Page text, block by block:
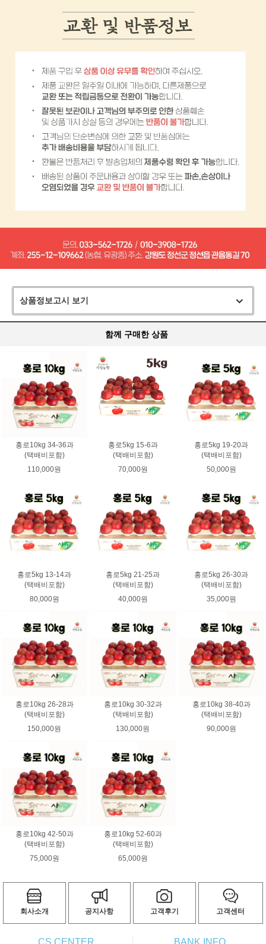
상품정보고시 보기
함께 구매한 상품
홍로10kg 34-36과
(택배비포함)
110,000원
홍로5kg 15-6과
(택배비포함)
70,000원
홍로5kg 19-20과
(택배비포함)
50,000원
홍로5kg 13-14과
(택배비포함)
80,000원
홍로5kg 21-25과
(택배비포함)
40,000원
홍로5kg 26-30과
(택배비포함)
35,000원
홍로10kg 26-28과
(택배비포함)
150,000원
홍로10kg 30-32과
(택배비포함)
130,000원
홍로10kg 38-40과
(택배비포함)
90,000원
홍로10kg 42-50과
(택배비포함)
75,000원
홍로10kg 52-60과
(택배비포함)
65,000원
회사소개 공지사항 고객후기 고객센터
CS CENTER BANK INFO